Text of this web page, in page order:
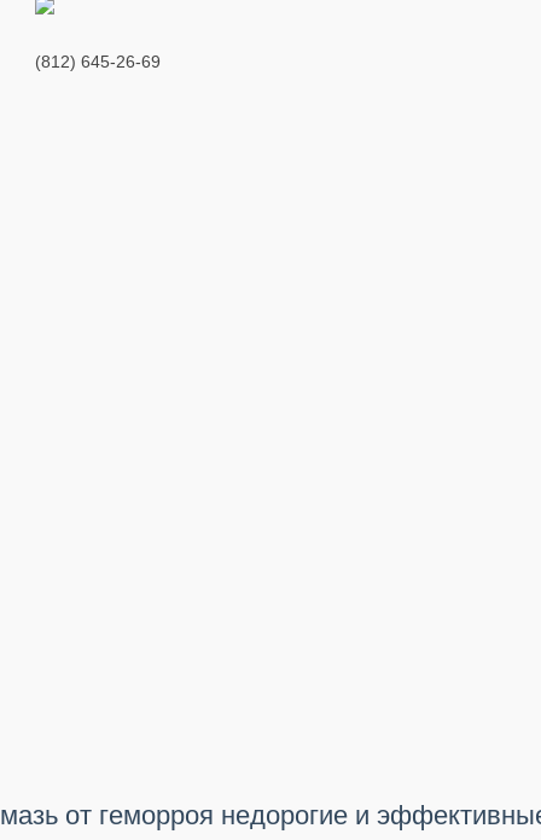
(812) 645-26-69
мазь от геморроя недорогие и